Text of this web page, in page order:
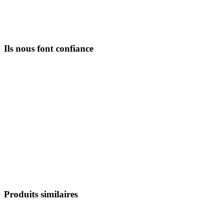
Ils nous font confiance
Produits similaires